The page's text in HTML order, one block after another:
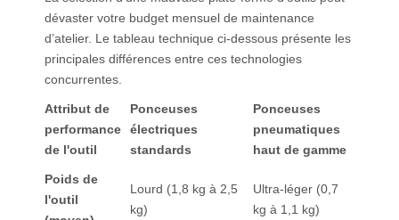
dévaster votre budget mensuel de maintenance
d’atelier. Le tableau technique ci-dessous présente les
principales différences entre ces technologies
concurrentes.
Attribut de
performance
de l'outil
Ponceuses
électriques
standards
Ponceuses
pneumatiques
haut de gamme
Poids de
l'outil
Lourd (1,8 kg à 2,5
kg)
Ultra-léger (0,7
kg à 1,1 kg)